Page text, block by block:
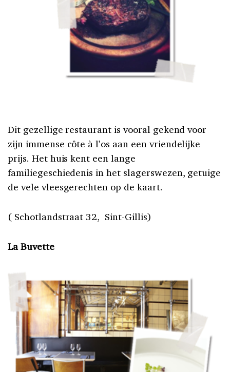
Dit gezellige restaurant is vooral gekend voor
zijn immense côte à l’os aan een vriendelijke
prijs. Het huis kent een lange
familiegeschiedenis in het slagerswezen, getuige
de vele vleesgerechten op de kaart.
( Schotlandstraat 32, Sint-Gillis)
La Buvette